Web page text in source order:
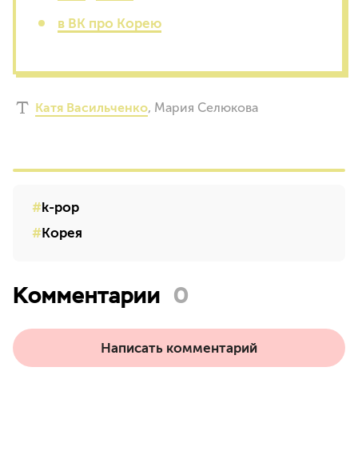
в ВК про Корею
Катя Васильченко, Мария Селюкова
k-pop
Корея
Комментарии 0
Написать комментарий